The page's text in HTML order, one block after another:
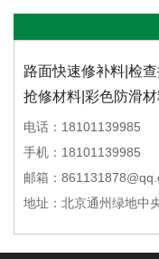
路面快速修补料|检
抢修材料|彩色防滑
电话：18101139985
手机：18101139985
邮箱：
地址：北京通州绿地中